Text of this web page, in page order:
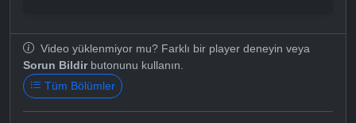
Video yüklenmiyor mu? Farklı bir player deneyin veya
Sorun Bildirbutonunu kullanın.
Tüm Bölümler